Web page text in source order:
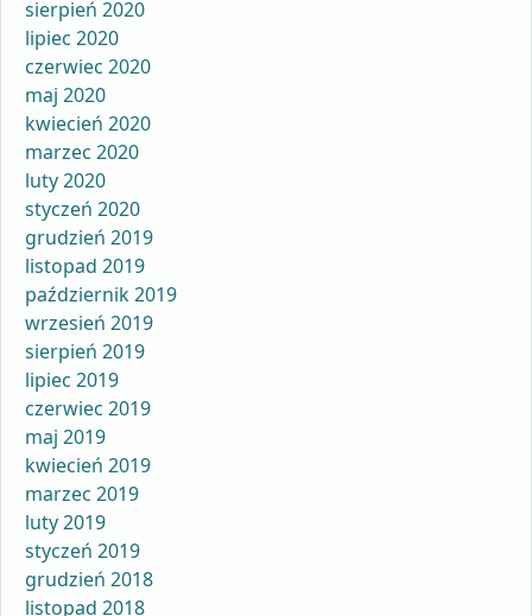
sierpień 2020
lipiec 2020
czerwiec 2020
maj 2020
kwiecień 2020
marzec 2020
luty 2020
styczeń 2020
grudzień 2019
listopad 2019
październik 2019
wrzesień 2019
sierpień 2019
lipiec 2019
czerwiec 2019
maj 2019
kwiecień 2019
marzec 2019
luty 2019
styczeń 2019
grudzień 2018
listopad 2018